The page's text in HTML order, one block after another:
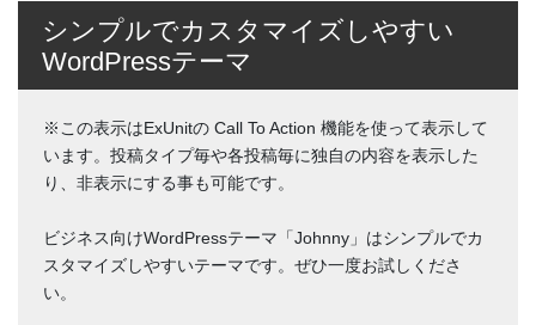
シンプルでカスタマイズしやすい
WordPressテーマ
※この表示はExUnitの Call To Action 機能を使って表示して
います。投稿タイプ毎や各投稿毎に独自の内容を表示した
り、非表示にする事も可能です。
ビジネス向けWordPressテーマ「Johnny」はシンプルでカ
スタマイズしやすいテーマです。ぜひ一度お試しくださ
い。